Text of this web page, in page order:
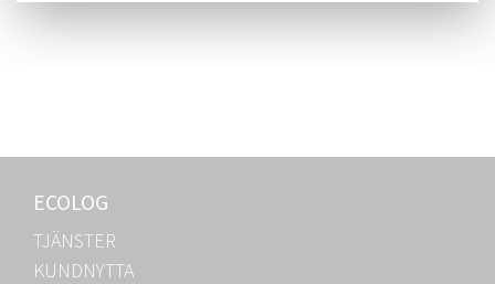
ECOLOG
TJÄNSTER
KUNDNYTTA